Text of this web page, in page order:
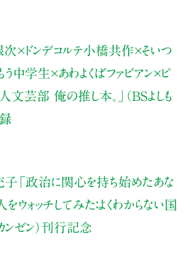
次×ドンデコルテ小橋共作×そいつ
中学生×あわよくばファビアン×ピ
文芸部 俺の推し本。」（BSよしも
子 「政治に関心を持ち始めたあな
ウォッチしてみた：よくわからない国
ンゼン）刊行記念